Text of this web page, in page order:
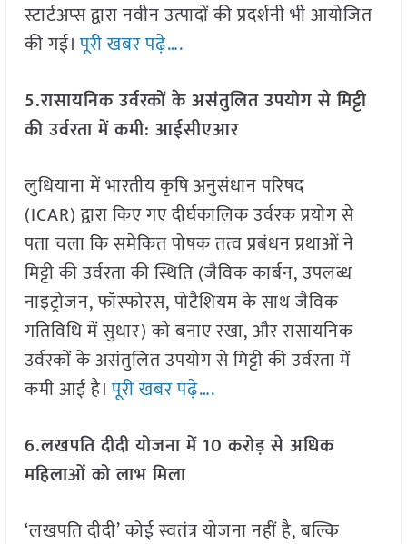
स्टार्टअप्स द्वारा नवीन उत्पादों की प्रदर्शनी भी आयोजित
की गई।पूरी खबर पढ़े….
5.रासायनिक उर्वरकों के असंतुलित उपयोग से मिट्टी
की उर्वरता में कमी: आईसीएआर
लुधियाना में भारतीय कृषि अनुसंधान परिषद
(ICAR) द्वारा किए गए दीर्घकालिक उर्वरक प्रयोग से
पता चला कि समेकित पोषक तत्व प्रबंधन प्रथाओं ने
मिट्टी की उर्वरता की स्थिति (जैविक कार्बन, उपलब्ध
नाइट्रोजन, फॉस्फोरस, पोटैशियम के साथ जैविक
गतिविधि में सुधार) को बनाए रखा, और रासायनिक
उर्वरकों के असंतुलित उपयोग से मिट्टी की उर्वरता में
कमी आई है।पूरी खबर पढ़े….
6.लखपति दीदी योजना में 10 करोड़ से अधिक
महिलाओं को लाभ मिला
‘लखपति दीदी’ कोई स्वतंत्र योजना नहीं है, बल्कि